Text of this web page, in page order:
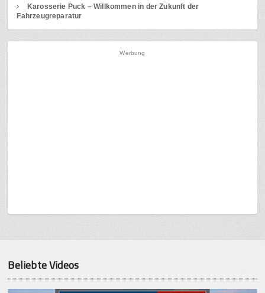
Karosserie Puck – Willkommen in der Zukunft der
Fahrzeugreparatur
Werbung
Beliebte Videos